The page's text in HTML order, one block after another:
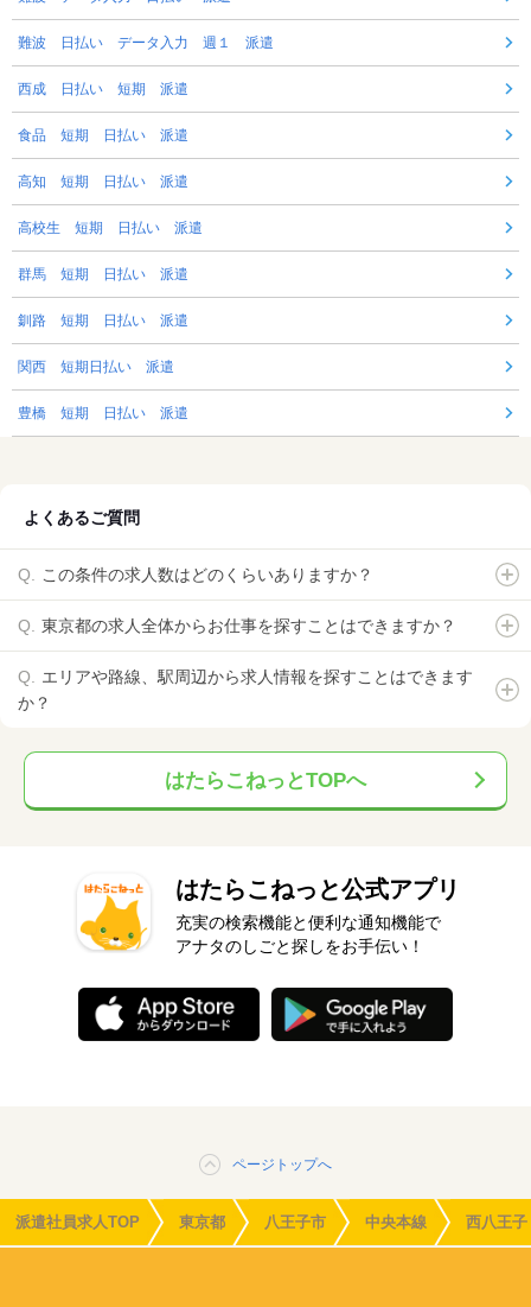
難波 日払い データ入力 週１ 派遣
西成 日払い 短期 派遣
食品 短期 日払い 派遣
高知 短期 日払い 派遣
高校生 短期 日払い 派遣
群馬 短期 日払い 派遣
釧路 短期 日払い 派遣
関西 短期日払い 派遣
豊橋 短期 日払い 派遣
よくあるご質問
この条件の求人数はどのくらいありますか？
東京都の求人全体からお仕事を探すことはできますか？
エリアや路線、駅周辺から求人情報を探すことはできます
か？
はたらこねっとTOPへ
はたらこねっと公式アプリ
充実の検索機能と便利な通知機能で
アナタのしごと探しをお手伝い！
ページトップへ
派遣社員求人TOP 東京都 八王子市 中央本線 西八王子